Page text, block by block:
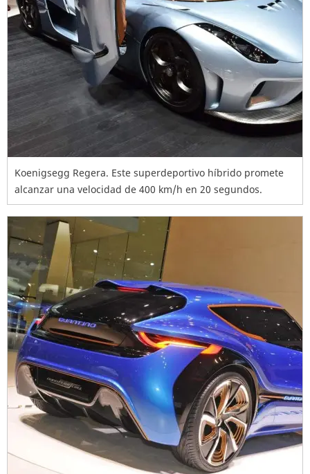
Koenigsegg Regera. Este superdeportivo híbrido promete
alcanzar una velocidad de 400 km/h en 20 segundos.